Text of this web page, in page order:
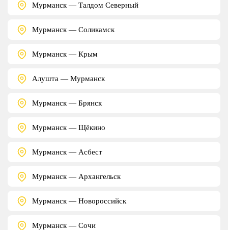
Мурманск — Талдом Северный
Мурманск — Соликамск
Мурманск — Крым
Алушта — Мурманск
Мурманск — Брянск
Мурманск — Щёкино
Мурманск — Асбест
Мурманск — Архангельск
Мурманск — Новороссийск
Мурманск — Сочи